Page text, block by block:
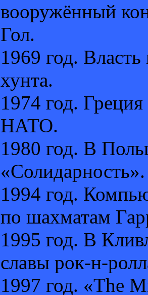
вооружённый
Гол.
1969 год. Власть
хунта.
1974 год.
НАТО.
1980 год. В
«Солидарность».
1994 год.
по шахматам
1995 год. В
славы рок-н-
1997 год. «The